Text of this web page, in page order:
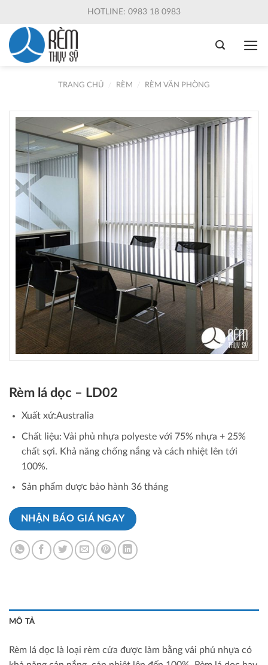
content
HOTLINE: 0983 18 0983
TRANG CHỦ RÈM RÈM VĂN PHÒNG
Rèm lá dọc – LD02
Xuất xứ:Australia
Chất liệu: Vải phủ nhựa polyeste với 75% nhựa + 25%
chất sợi. Khả năng chống nắng và cách nhiệt lên tới
100%.
Sản phẩm được bảo hành 36 tháng
NHẬN BÁO GIÁ NGAY
MÔ TẢ
Rèm lá dọc là loại rèm cửa được làm bằng vải phủ nhựa có